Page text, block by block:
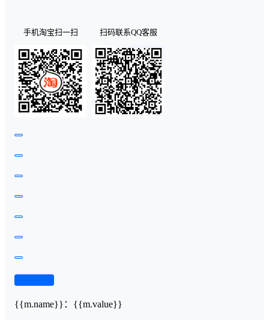
手机淘宝扫一扫 扫码联系QQ客服
{{m.name}} ： {{m.value}}